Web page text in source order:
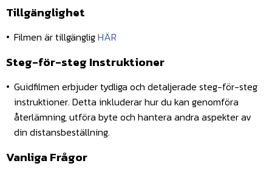
Tillgänglighet
Filmen är tillgängligHÄR
Steg-för-steg Instruktioner
Guidfilmen erbjuder tydliga och detaljerade steg-för-steg
instruktioner. Detta inkluderar hur du kan genomföra
återlämning, utföra byte och hantera andra aspekter av
din distansbeställning.
Vanliga Frågor